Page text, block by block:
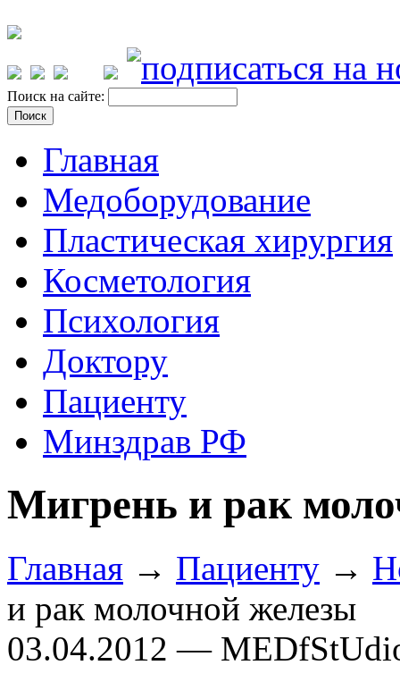
Поиск на сайте:
Главная
Медоборудование
Пластическая хирургия
Косметология
Психология
Доктору
Пациенту
Минздрав РФ
Мигрень и рак
Главная → Пациенту →
и рак молочной железы
03.04.2012 —